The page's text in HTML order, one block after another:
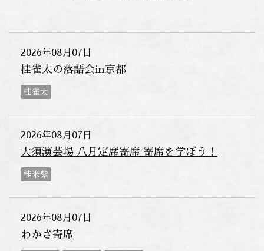
2026年08月07日
桂雀太の落語会in京都
桂雀太
2026年08月07日
大須演芸場 八月定席寄席 寄席を学ぼう！
桂米紫
2026年08月07日
わかさ寄席